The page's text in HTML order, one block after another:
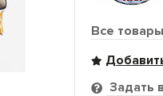
Все
Задать